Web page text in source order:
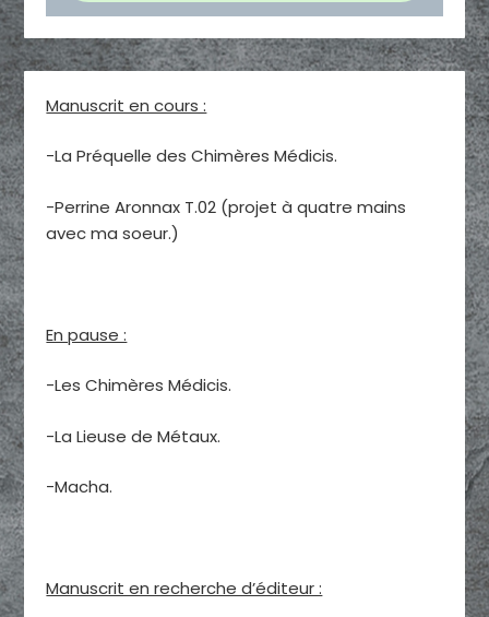
Manuscrit en cours :
-La Préquelle des Chimères Médicis.
-Perrine Aronnax T.02 (projet à quatre mains
avec ma soeur.)
En pause :
-Les Chimères Médicis.
-La Lieuse de Métaux.
-Macha.
Manuscrit en recherche d’éditeur :